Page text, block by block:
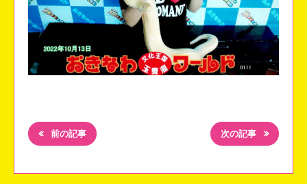
前の記事 次の記事